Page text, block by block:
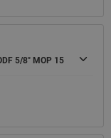
5/8" MOP 15